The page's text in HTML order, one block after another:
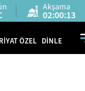
Akşama
02:00:12
ÖZEL DİNLE